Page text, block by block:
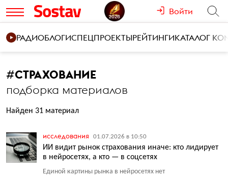
Войти
РАДИОБЛОГИСПЕЦПРОЕКТЫРЕЙТИНГИКАТАЛОГ
#СТРАХОВАНИЕ
подборка материалов
Найден 31 материал
исследования 01.07.2026 в 10:50
ИИ видит рынок страхования иначе: кто лидирует
в нейросетях, а кто — в соцсетях
Единой картины рынка в нейросетях нет